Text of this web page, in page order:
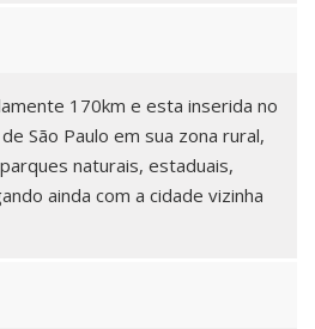
170km e esta inserida no
São Paulo em sua zona rural,
naturais, estaduais,
ainda com a cidade vizinha